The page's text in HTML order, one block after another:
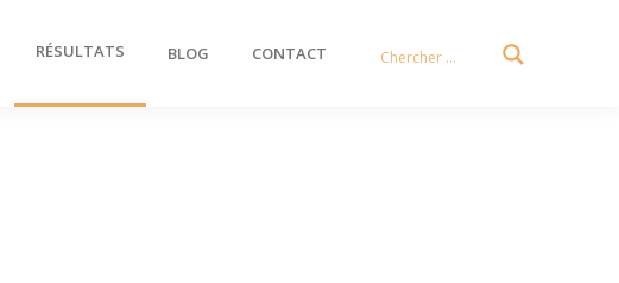
RÉSULTATS BLOG CONTACT